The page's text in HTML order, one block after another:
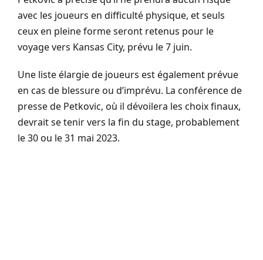
avec les joueurs en difficulté physique, et seuls
ceux en pleine forme seront retenus pour le
voyage vers Kansas City, prévu le 7 juin.
Une liste élargie de joueurs est également prévue
en cas de blessure ou d’imprévu. La conférence de
presse de Petkovic, où il dévoilera les choix finaux,
devrait se tenir vers la fin du stage, probablement
le 30 ou le 31 mai 2023.